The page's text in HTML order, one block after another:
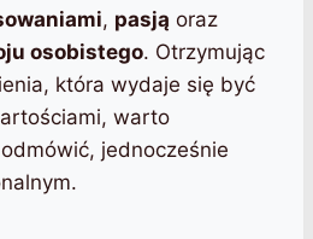
, pasją oraz
osobistego. Otrzymując
która wydaje się być
warto
jednocześnie